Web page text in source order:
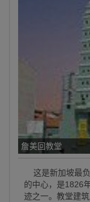
詹美回教堂
这是新加坡最负
的中心，是1826
迹之一。教堂建